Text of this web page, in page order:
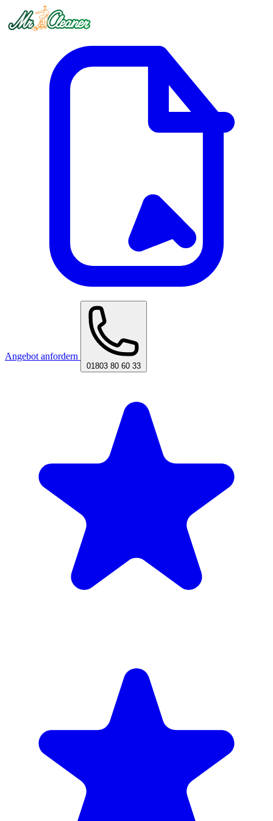
Angebot anfordern
01803 80 60 33